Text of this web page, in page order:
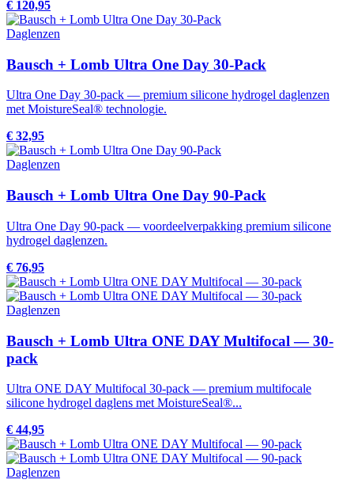
€ 120,95
Daglenzen
Bausch + Lomb Ultra One Day 30-Pack
Ultra One Day 30-pack — premium silicone hydrogel daglenzen
met MoistureSeal® technologie.
€ 32,95
Daglenzen
Bausch + Lomb Ultra One Day 90-Pack
Ultra One Day 90-pack — voordeelverpakking premium silicone
hydrogel daglenzen.
€ 76,95
Daglenzen
Bausch + Lomb Ultra ONE DAY Multifocal — 30-
pack
Ultra ONE DAY Multifocal 30-pack — premium multifocale
silicone hydrogel daglens met MoistureSeal®...
€ 44,95
Daglenzen